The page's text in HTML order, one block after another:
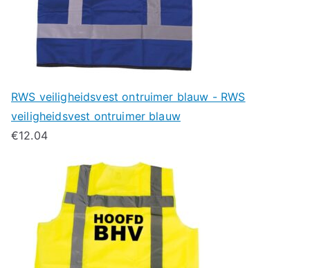
RWS veiligheidsvest ontruimer blauw - RWS
veiligheidsvest ontruimer blauw
€12.04